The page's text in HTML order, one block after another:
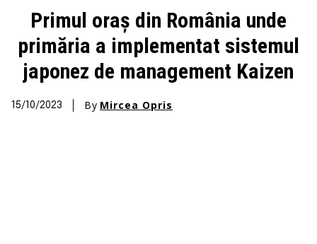
Primul oraş din România unde
primăria a implementat sistemul
japonez de management Kaizen
15/10/2023 By Mircea Opris